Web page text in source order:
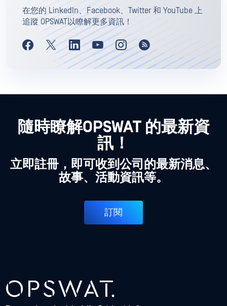
在您的 LinkedIn、Facebook、Twitter 和 YouTube 上
追蹤 OPSWAT以瞭解更多資訊！
隨時瞭解OPSWAT 的最新資
訊！
立即註冊，即可收到公司的最新消息、
故事、活動資訊等。
訂閱